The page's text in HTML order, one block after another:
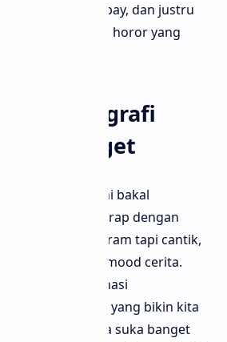
pas, nggak lebay, dan justru
makna di balik horor yang
Sinematografi
Banget
drama ini bakal
Tiap adegan digarap dengan
warna yang suram tapi cantik,
mendukung mood cerita.
atau halusinasi
visual simbolik yang bikin kita
Bloggermuda suka banget